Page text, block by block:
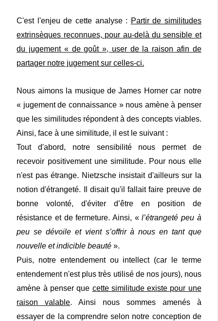
C'est l'enjeu de cette analyse : Partir de similitudes
extrinsèques reconnues, pour au-delà du sensible et
du jugement « de goût », user de la raison afin de
partager notre jugement sur celles-ci.
Nous aimons la musique de James Horner car notre
« jugement de connaissance » nous amène à penser
que les similitudes répondent à des concepts viables.
Ainsi, face à une similitude, il est le suivant :
Tout d'abord, notre sensibilité nous permet de
recevoir positivement une similitude. Pour nous elle
n'est pas étrange. Nietzsche insistait d'ailleurs sur la
notion d'étrangeté. Il disait qu'il fallait faire preuve de
bonne volonté, d'éviter d’être en position de
résistance et de fermeture. Ainsi, «l’étrangeté peu à
peu se dévoile et vient s’offrir à nous en tant que
nouvelle et indicible beauté».
Puis, notre entendement ou intellect (car le terme
entendement n'est plus très utilisé de nos jours), nous
amène à penser que cette similitude existe pour une
raison valable. Ainsi nous sommes amenés à
essayer de la comprendre selon notre conception de